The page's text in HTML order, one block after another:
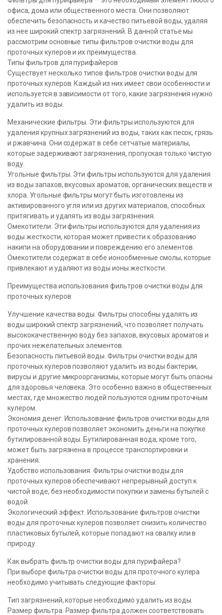
офиса, дома или общественного места. Они позволяют
обеспечить безопасность и качество питьевой воды, удаляя
из нее широкий спектр загрязнений. В данной статье мы
рассмотрим основные типы фильтров очистки воды для
проточных кулеров и их преимущества.
Типы фильтров для пурифайеров
Существует несколько типов фильтров очистки воды для
проточных кулеров. Каждый из них имеет свои особенности и
используется в зависимости от того, какие загрязнения нужно
удалить из воды.
Механические фильтры. Эти фильтры используются для
удаления крупных загрязнений из воды, таких как песок, грязь
и ржавчина. Они содержат в себе сетчатые материалы,
которые задерживают загрязнения, пропуская только чистую
воду.
Угольные фильтры. Эти фильтры используются для удаления
из воды запахов, вкусовых ароматов, органических веществ и
хлора. Угольные фильтры могут быть изготовлены из
активированного угля или из других материалов, способных
притягивать и удалять из воды загрязнения.
Омекотители. Эти фильтры используются для удаления из
воды жесткости, которая может привести к образованию
накипи на оборудовании и повреждению его элементов.
Омекотители содержат в себе ионообменные смолы, которые
привлекают и удаляют из воды ионы жесткости.
Преимущества использования фильтров очистки воды для
проточных кулеров
Улучшение качества воды. Фильтры способны удалять из
воды широкий спектр загрязнений, что позволяет получать
высококачественную воду без запахов, вкусовых ароматов и
прочих нежелательных элементов.
Безопасность питьевой воды. Фильтры очистки воды для
проточных кулеров позволяют удалить из воды бактерии,
вирусы и другие микроорганизмы, которые могут быть опасны
для здоровья человека. Это особенно важно в общественных
местах, где множество людей пользуются одним проточным
кулером.
Экономия денег. Использование фильтров очистки воды для
проточных кулеров позволяет экономить деньги на покупке
бутилированной воды. Бутилированная вода, кроме того,
может быть загрязнена в процессе транспортировки и
хранения.
Удобство использования. Фильтры очистки воды для
проточных кулеров обеспечивают непрерывный доступ к
чистой воде, без необходимости покупки и замены бутылей с
водой.
Экологический эффект. Использование фильтров очистки
воды для проточных кулеров позволяет снизить количество
пластиковых бутылей, которые попадают на свалку или в
природу.
Как выбрать фильтр очистки воды для пурифайера?
При выборе фильтра очистки воды для проточного кулера
необходимо учитывать следующие факторы:
Тип загрязнений, которые необходимо удалить из воды.
Размер фильтра. Размер фильтра должен соответствовать